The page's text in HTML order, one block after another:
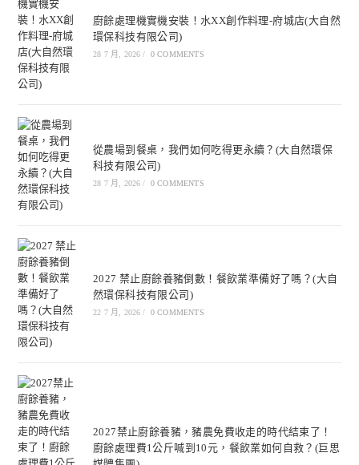
廚餘處理機實機安裝！水XX創作料理-府城店(大自然
環保科技有限公司)
28 7 月, 2026 / 0 COMMENTS
從農場到餐桌，我們如何吃得更永續？(大自然環保
科技有限公司)
28 7 月, 2026 / 0 COMMENTS
2027 禁止廚餘養豬倒數！餐飲業準備好了嗎？(大自
然環保科技有限公司)
22 7 月, 2026 / 0 COMMENTS
2027禁止廚餘養豬，豬農免費收走的時代結束了！
廚餘處理費1公斤喊到10元，餐飲業如何自救？(巨思